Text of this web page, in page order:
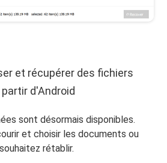
et récupérer des fichiers
d'Android
sont désormais disponibles.
et choisir les documents ou
rétablir.